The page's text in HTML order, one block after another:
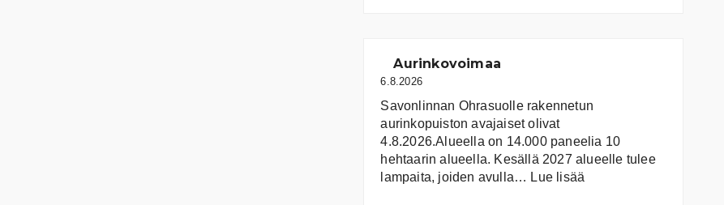
Aurinkovoimaa
6.8.2026
Savonlinnan Ohrasuolle rakennetun
aurinkopuiston avajaiset olivat
4.8.2026.Alueella on 14.000 paneelia 10
hehtaarin alueella. Kesällä 2027 alueelle tulee
lampaita, joiden avulla… Lue lisää